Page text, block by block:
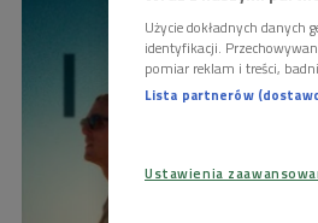
Użycie dokładnych danych
identyfikacji.
pomiar reklam i treści,
Lista partnerów
Ustawienia